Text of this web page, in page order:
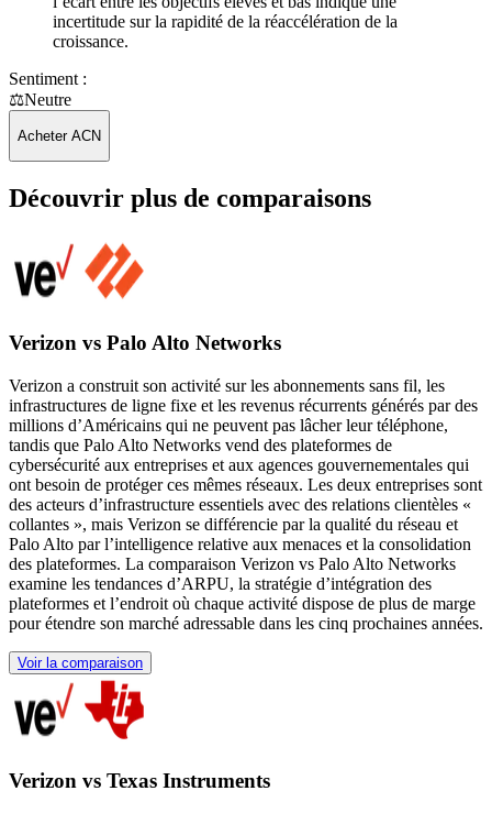
incertitude sur la rapidité de la réaccélération de la
croissance.
Sentiment :
⚖️Neutre
Acheter ACN
Découvrir plus de comparaisons
Verizon vs Palo Alto Networks
Verizon a construit son activité sur les abonnements sans fil, les
infrastructures de ligne fixe et les revenus récurrents générés par des
millions d’Américains qui ne peuvent pas lâcher leur téléphone,
tandis que Palo Alto Networks vend des plateformes de
cybersécurité aux entreprises et aux agences gouvernementales qui
ont besoin de protéger ces mêmes réseaux. Les deux entreprises sont
des acteurs d’infrastructure essentiels avec des relations clientèles «
collantes », mais Verizon se différencie par la qualité du réseau et
Palo Alto par l’intelligence relative aux menaces et la consolidation
des plateformes. La comparaison Verizon vs Palo Alto Networks
examine les tendances d’ARPU, la stratégie d’intégration des
plateformes et l’endroit où chaque activité dispose de plus de marge
pour étendre son marché adressable dans les cinq prochaines années.
Voir la comparaison
Verizon vs Texas Instruments